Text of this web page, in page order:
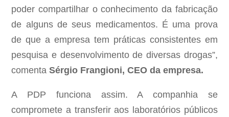
poder compartilhar o conhecimento da fabricação
de alguns de seus medicamentos. É uma prova
de que a empresa tem práticas consistentes em
pesquisa e desenvolvimento de diversas drogas”,
comentaSérgio Frangioni, CEO da empresa.
A PDP funciona assim. A companhia se
compromete a transferir aos laboratórios públicos